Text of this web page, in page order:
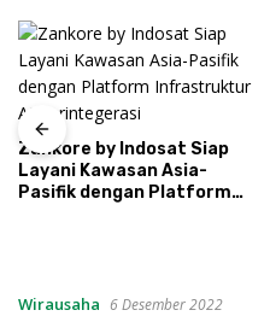
Zankore by Indosat Siap
Layani Kawasan Asia-
Pasifik dengan Platform
Wirausaha 6 Desember 2022